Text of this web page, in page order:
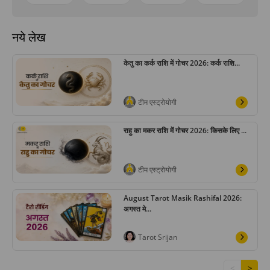
नये लेख
केतु का कर्क राशि में गोचर 2026: कर्क राशि...
टीम एस्ट्रोयोगी
राहु का मकर राशि में गोचर 2026: किसके लिए ...
टीम एस्ट्रोयोगी
August Tarot Masik Rashifal 2026:
अगस्त मे...
Tarot Srijan